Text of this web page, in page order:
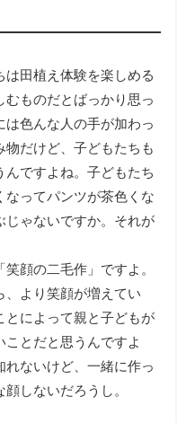
田植え体験を楽しめる
ものだとばっかり思っ
色んな人の手が加わっ
だけど、子どもたちも
ですよね。子どもたち
なってパンツが茶色くな
じゃないですか。それが
顔の二毛作」ですよ。
、より笑顔が増えてい
とによって親と子どもが
とだと思うんですよ
ないけど、一緒に作っ
しないだろうし。